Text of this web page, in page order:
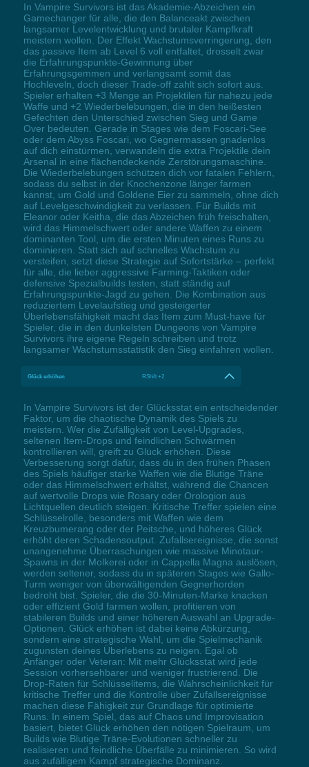
In Vampire Survivors ist das Akademie-Abzeichen ein
Gamechanger für alle, die den Balanceakt zwischen
langsamer Levelentwicklung und brutaler Kampfkraft
meistern wollen. Der Effekt Wachstumsverringerung, den
das passive Item ab Level 6 voll entfaltet, drosselt zwar
die Erfahrungspunkte-Gewinnung über
Erfahrungsgemmen und verlangsamt somit das
Hochleveln, doch dieser Trade-off zahlt sich sofort aus.
Spieler erhalten +3 Menge an Projektilen für nahezu jede
Waffe und +2 Wiederbelebungen, die in den heißesten
Gefechten den Unterschied zwischen Sieg und Game
Over bedeuten. Gerade in Stages wie dem Foscari-See
oder dem Abyss Foscari, wo Gegnermassen gnadenlos
auf dich einstürmen, verwandeln die extra Projektile dein
Arsenal in eine flächendeckende Zerstörungsmaschine.
Die Wiederbelebungen schützen dich vor fatalen Fehlern,
sodass du selbst in der Knochenzone länger farmen
kannst, um Gold und Goldene Eier zu sammeln, ohne dich
auf Levelgeschwindigkeit zu verlassen. Für Builds mit
Eleanor oder Keitha, die das Abzeichen früh freischalten,
wird das Himmelschwert oder andere Waffen zu einem
dominanten Tool, um die ersten Minuten eines Runs zu
dominieren. Statt sich auf schnelles Wachstum zu
versteifen, setzt diese Strategie auf Sofortstärke – perfekt
für alle, die lieber aggressive Farming-Taktiken oder
defensive Spezialbuilds testen, statt ständig auf
Erfahrungspunkte-Jagd zu gehen. Die Kombination aus
reduziertem Levelaufstieg und gesteigerter
Überlebensfähigkeit macht das Item zum Must-have für
Spieler, die in den dunkelsten Dungeons von Vampire
Survivors ihre eigene Regeln schreiben und trotz
langsamer Wachstumsstatistik den Sieg einfahren wollen.
Glück erhöhen RShift +2
In Vampire Survivors ist der Glücksstat ein entscheidender
Faktor, um die chaotische Dynamik des Spiels zu
meistern. Wer die Zufälligkeit von Level-Upgrades,
seltenen Item-Drops und feindlichen Schwärmen
kontrollieren will, greift zu Glück erhöhen. Diese
Verbesserung sorgt dafür, dass du in den frühen Phasen
des Spiels häufiger starke Waffen wie die Blutige Träne
oder das Himmelschwert erhältst, während die Chancen
auf wertvolle Drops wie Rosary oder Orologion aus
Lichtquellen deutlich steigen. Kritische Treffer spielen eine
Schlüsselrolle, besonders mit Waffen wie dem
Kreuzbumerang oder der Peitsche, und höheres Glück
erhöht deren Schadensoutput. Zufallsereignisse, die sonst
unangenehme Überraschungen wie massive Minotaur-
Spawns in der Molkerei oder in Cappella Magna auslösen,
werden seltener, sodass du in späteren Stages wie Gallo-
Turm weniger von überwältigenden Gegnerhorden
bedroht bist. Spieler, die die 30-Minuten-Marke knacken
oder effizient Gold farmen wollen, profitieren von
stabileren Builds und einer höheren Auswahl an Upgrade-
Optionen. Glück erhöhen ist dabei keine Abkürzung,
sondern eine strategische Wahl, um die Spielmechanik
zugunsten deines Überlebens zu neigen. Egal ob
Anfänger oder Veteran: Mit mehr Glücksstat wird jede
Session vorhersehbarer und weniger frustrierend. Die
Drop-Raten für Schlüsselitems, die Wahrscheinlichkeit für
kritische Treffer und die Kontrolle über Zufallsereignisse
machen diese Fähigkeit zur Grundlage für optimierte
Runs. In einem Spiel, das auf Chaos und Improvisation
basiert, bietet Glück erhöhen den nötigen Spielraum, um
Builds wie Blutige Träne-Evolutionen schneller zu
realisieren und feindliche Überfälle zu minimieren. So wird
aus zufälligem Kampf strategische Dominanz.